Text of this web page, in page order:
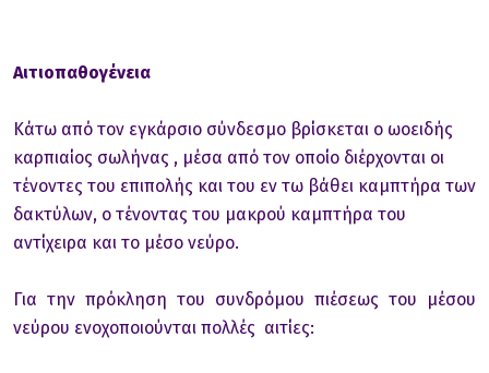
Αιτιοπαθογένεια
Κάτω από τον εγκάρσιο σύνδεσμο βρίσκεται ο ωοειδής
καρπιαίος σωλήνας , μέσα από τον οποίο διέρχονται οι
τένοντες του επιπολής και του εν τω βάθει καμπτήρα των
δακτύλων, ο τένοντας του μακρού καμπτήρα του
αντίχειρα και το μέσο νεύρο.
Για την πρόκληση του συνδρόμου πιέσεως του μέσου
νεύρου ενοχοποιούνται πολλές αιτίες: